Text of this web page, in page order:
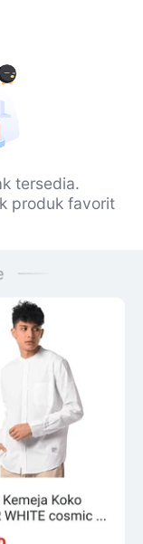
tersedia.
produk favorit